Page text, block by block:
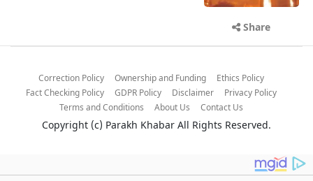
Share
Correction Policy Ownership and Funding
Ethics Policy
Fact Checking Policy
GDPR Policy Disclaimer
Privacy Policy
Terms and Conditions
About Us Contact Us
Copyright (c) Parakh Khabar All Rights Reserved.